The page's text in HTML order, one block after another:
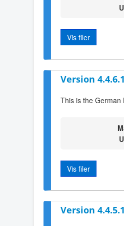
Vis filer
Version 4.4.6.1
This is the German
Vis filer
Version 4.4.5.1